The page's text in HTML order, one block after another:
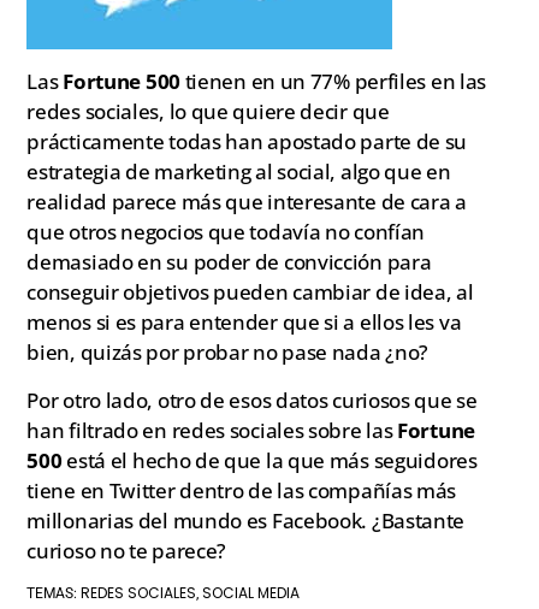
LasFortune 500 tienen en un 77% perfiles en las
redes sociales, lo que quiere decir que
prácticamente todas han apostado parte de su
estrategia de marketing al social, algo que en
realidad parece más que interesante de cara a
que otros negocios que todavía no confían
demasiado en su poder de convicción para
conseguir objetivos pueden cambiar de idea, al
menos si es para entender que si a ellos les va
bien, quizás por probar no pase nada ¿no?
Por otro lado, otro de esos datos curiosos que se
han filtrado en redes sociales sobre lasFortune
500 está el hecho de que la que más seguidores
tiene en Twitter dentro de las compañías más
millonarias del mundo es Facebook. ¿Bastante
curioso no te parece?
TEMAS: REDES SOCIALES,SOCIAL MEDIA